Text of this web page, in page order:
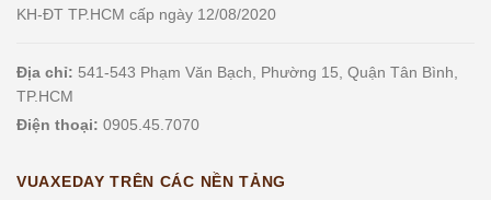
KH-ĐT TP.HCM cấp ngày 12/08/2020
Địa chỉ: 541-543 Phạm Văn Bạch, Phường 15, Quận Tân Bình,
TP.HCM
Điện thoại: 0905.45.7070
VUAXEDAY TRÊN CÁC NỀN TẢNG